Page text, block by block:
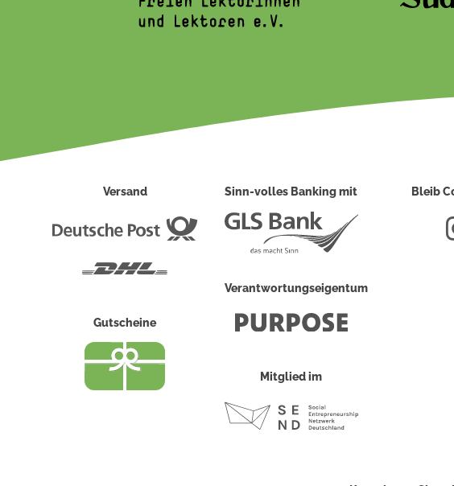
Versand
Deutsche
Gutscheine
Sinn-volles Banking mit
Verantwortungseigentum
Mitglied im
Bleib